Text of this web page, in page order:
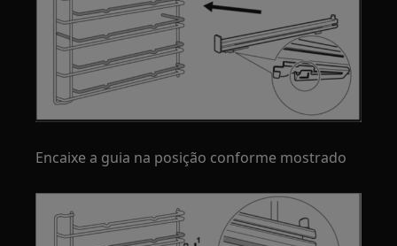
Encaixe a guia na posição conforme mostrado